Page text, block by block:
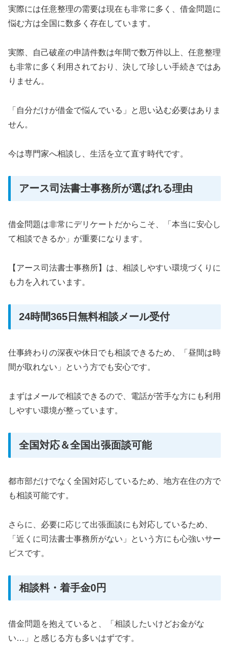
実際には任意整理の需要は現在も非常に多く、借金問題に
悩む方は全国に数多く存在しています。
実際、自己破産の申請件数は年間で数万件以上、任意整理
も非常に多く利用されており、決して珍しい手続きではあ
りません。
「自分だけが借金で悩んでいる」と思い込む必要はありま
せん。
今は専門家へ相談し、生活を立て直す時代です。
アース司法書士事務所が選ばれる理由
借金問題は非常にデリケートだからこそ、「本当に安心し
て相談できるか」が重要になります。
【アース司法書士事務所】は、相談しやすい環境づくりに
も力を入れています。
24時間365日無料相談メール受付
仕事終わりの深夜や休日でも相談できるため、「昼間は時
間が取れない」という方でも安心です。
まずはメールで相談できるので、電話が苦手な方にも利用
しやすい環境が整っています。
全国対応＆全国出張面談可能
都市部だけでなく全国対応しているため、地方在住の方で
も相談可能です。
さらに、必要に応じて出張面談にも対応しているため、
「近くに司法書士事務所がない」という方にも心強いサー
ビスです。
相談料・着手金0円
借金問題を抱えていると、「相談したいけどお金がな
い…」と感じる方も多いはずです。